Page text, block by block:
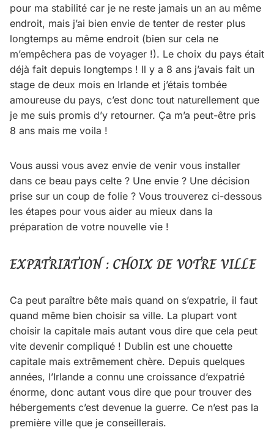
pour ma stabilité car je ne reste jamais un an au même
endroit, mais j’ai bien envie de tenter de rester plus
longtemps au même endroit (bien sur cela ne
m’empêchera pas de voyager !). Le choix du pays était
déjà fait depuis longtemps ! Il y a 8 ans j’avais fait un
stage de deux mois en Irlande et j’étais tombée
amoureuse du pays, c’est donc tout naturellement que
je me suis promis d’y retourner. Ça m’a peut-être pris
8 ans mais me voila !
Vous aussi vous avez envie de venir vous installer
dans ce beau pays celte ? Une envie ? Une décision
prise sur un coup de folie ? Vous trouverez ci-dessous
les étapes pour vous aider au mieux dans la
préparation de votre nouvelle vie !
EXPATRIATION : CHOIX DE VOTRE VILLE
Ca peut paraître bête mais quand on s’expatrie, il faut
quand même bien choisir sa ville. La plupart vont
choisir la capitale mais autant vous dire que cela peut
vite devenir compliqué ! Dublin est une chouette
capitale mais extrêmement chère. Depuis quelques
années, l’Irlande a connu une croissance d’expatrié
énorme, donc autant vous dire que pour trouver des
hébergements c’est devenue la guerre. Ce n’est pas la
première ville que je conseillerais.